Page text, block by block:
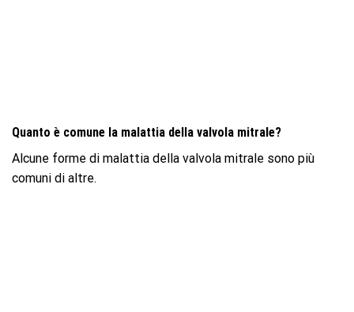
Quanto è comune la malattia della valvola mitrale?
Alcune forme di malattia della valvola mitrale sono più
comuni di altre.